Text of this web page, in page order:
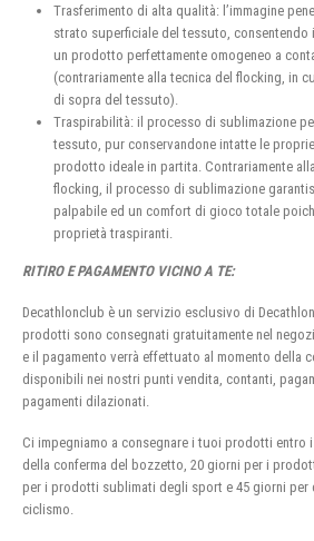
Trasferimento di alta qualità: l’immagine
strato superficiale del tessuto,
un prodotto perfettamente omogeneo a
(contrariamente alla tecnica del flocking, in
di sopra del tessuto).
Traspirabilità: il processo di sublimazione
tessuto, pur conservandone intatte le
prodotto ideale in partita. Contrariamente
flocking, il processo di sublimazione
palpabile ed un comfort di gioco totale
proprietà traspiranti.
RITIRO E PAGAMENTO VICINO A TE:
Decathlonclub è un servizio esclusivo di
prodotti sono consegnati gratuitamente nel
e il pagamento verrà effettuato al momento della
disponibili nei nostri punti vendita, contanti,
pagamenti dilazionati.
Ci impegniamo a consegnare i tuoi prodotti entro
della conferma del bozzetto, 20 giorni per i
per i prodotti sublimati degli sport e 45 giorni per
ciclismo.